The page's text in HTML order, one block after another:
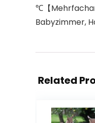
℃【
Babyzimmer,
Related